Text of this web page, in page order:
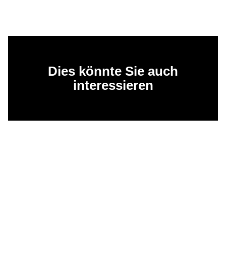
Dies könnte Sie auch
interessieren